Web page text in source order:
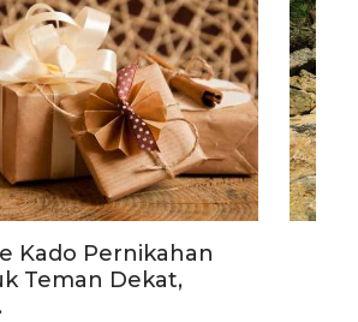
Kado Pernikahan
Teman Dekat,